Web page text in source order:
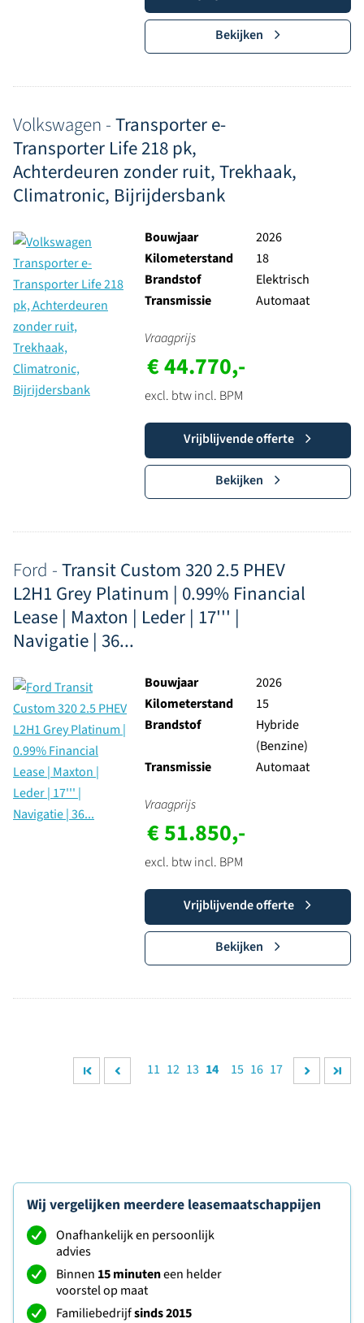
Bekijken
Volkswagen -Transporter e-
Transporter Life 218 pk,
Achterdeuren zonder ruit, Trekhaak,
Climatronic, Bijrijdersbank
Bouwjaar
2026
Kilometerstand
18
Brandstof
Elektrisch
Transmissie
Automaat
Vraagprijs
€ 44.770,-
excl. btw incl. BPM
Vrijblijvende offerte
Bekijken
Ford -Transit Custom 320 2.5 PHEV
L2H1 Grey Platinum | 0.99% Financial
Lease | Maxton | Leder | 17''' |
Navigatie | 36...
Bouwjaar
2026
Kilometerstand
15
Brandstof
Hybride
(Benzine)
Transmissie
Automaat
Vraagprijs
€ 51.850,-
excl. btw incl. BPM
Vrijblijvende offerte
Bekijken
11 12 13 14 15 16 17
Wij vergelijken meerdere leasemaatschappijen
Onafhankelijk en persoonlijk
advies
Binnen 15 minuteneen helder
voorstel op maat
Familiebedrijfsinds 2015